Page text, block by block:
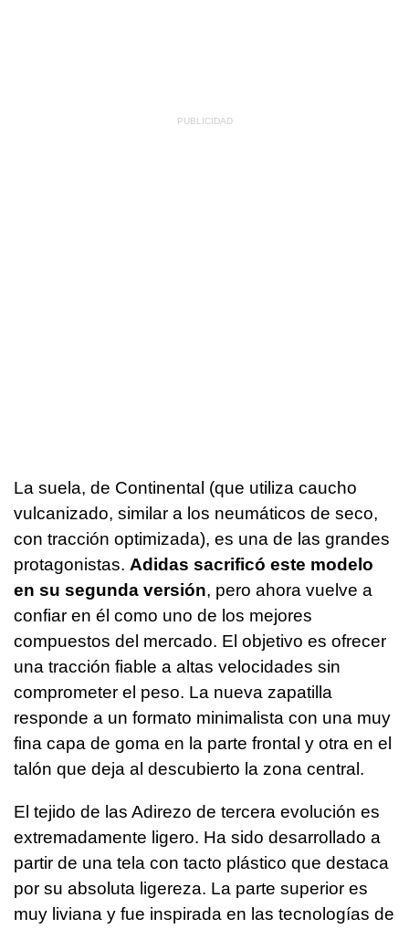
La suela, de Continental (que utiliza caucho
vulcanizado, similar a los neumáticos de seco,
con tracción optimizada), es una de las grandes
protagonistas. Adidas sacrificó este modelo
en su segunda versión, pero ahora vuelve a
confiar en él como uno de los mejores
compuestos del mercado. El objetivo es ofrecer
una tracción fiable a altas velocidades sin
comprometer el peso. La nueva zapatilla
responde a un formato minimalista con una muy
fina capa de goma en la parte frontal y otra en el
talón que deja al descubierto la zona central.
El tejido de las Adirezo de tercera evolución es
extremadamente ligero. Ha sido desarrollado a
partir de una tela con tacto plástico que destaca
por su absoluta ligereza. La parte superior es
muy liviana y fue inspirada en las tecnologías de